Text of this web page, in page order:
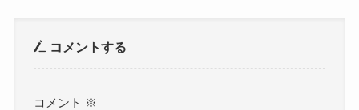
コメントする
コメント ※